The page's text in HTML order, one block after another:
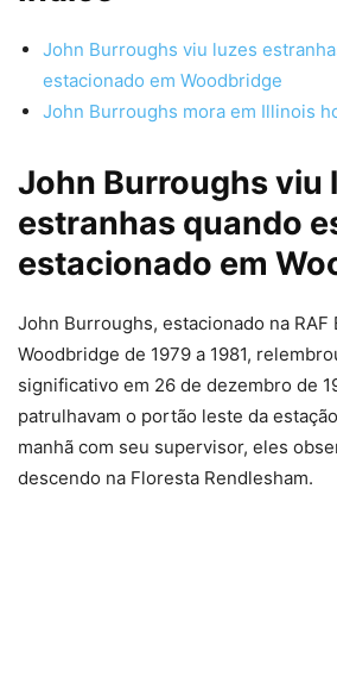
John Burroughs viu luzes
estacionado em Woodbridge
John Burroughs mora em Illinois
John Burroughs viu
estranhas quando
estacionado em
John Burroughs, estacionado na RAF
Woodbridge de 1979 a 1981,
significativo em 26 de dezembro de
patrulhavam o portão leste da
manhã com seu supervisor, eles
descendo na Floresta Rendlesham.